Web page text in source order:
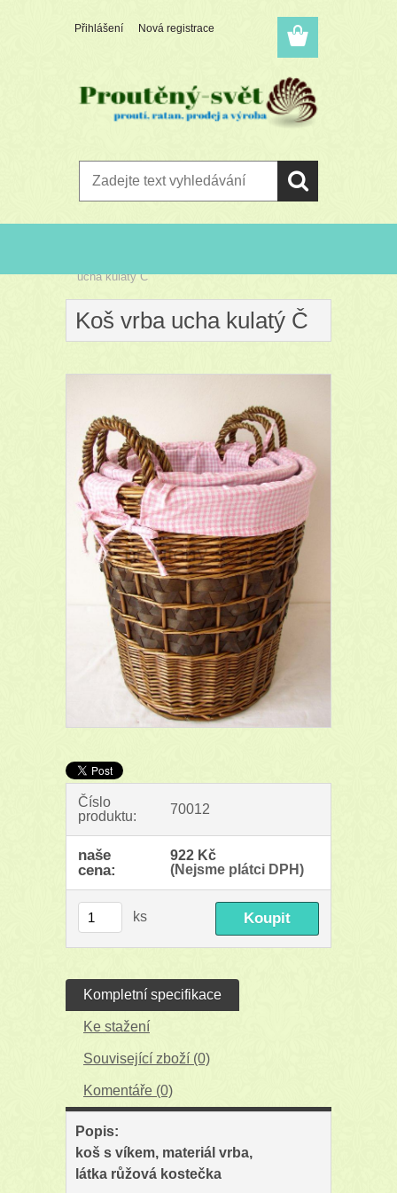
Přihlášení Nová registrace
ucha kulatý Č
Koš vrba ucha kulatý Č
Číslo
produktu:
70012
naše
cena:
922 Kč
(Nejsme plátci DPH)
ks
Kompletní specifikace
Ke stažení
Související zboží (0)
Komentáře (0)
Popis:
koš s víkem, materiál vrba,
látka růžová kostečka